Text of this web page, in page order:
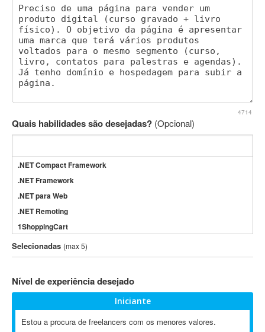
4714
Quais habilidades são desejadas? (Opcional)
.NET Compact Framework
.NET Framework
.NET para Web
.NET Remoting
1ShoppingCart
3DS Max
3GSM
802.11
A-GPS
Selecionadas (max 5)
Nível de experiência desejado
Iniciante
Estou a procura de freelancers com os menores valores.